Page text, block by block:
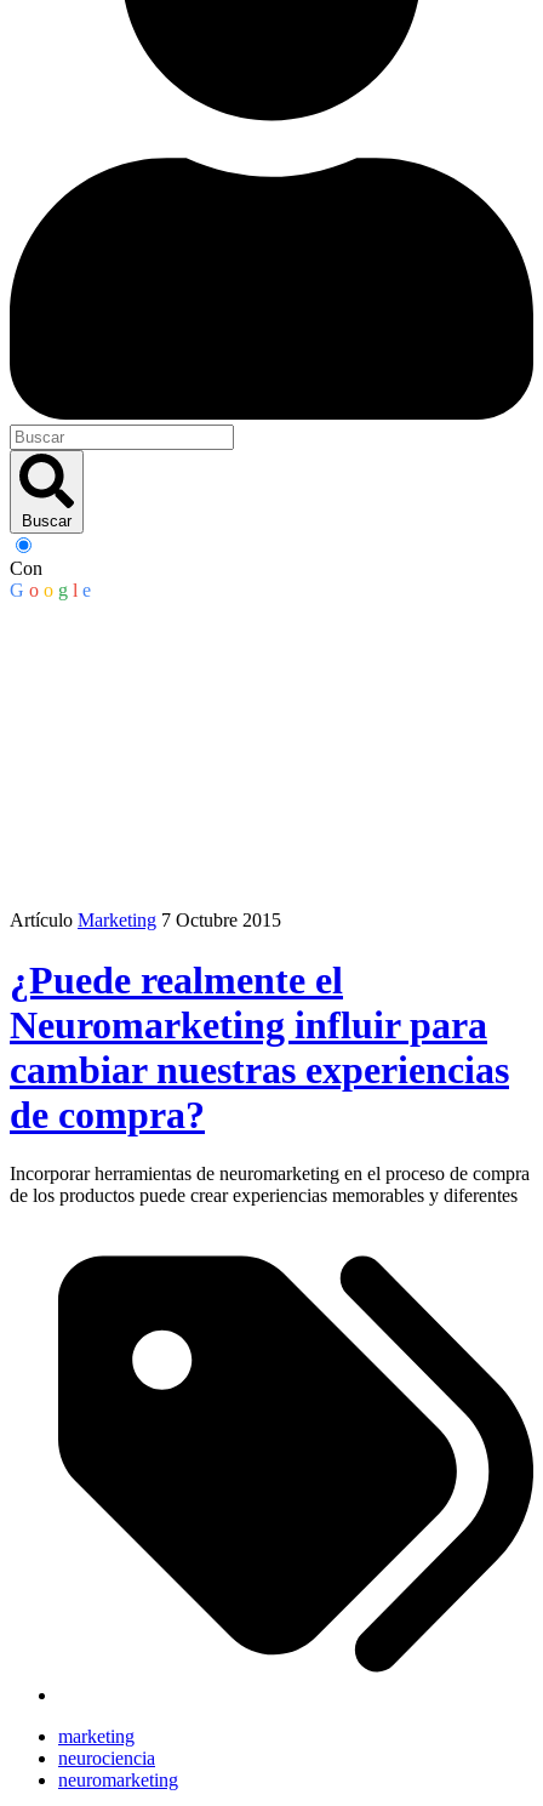
Buscar
Con
G o o g l e
Artículo Marketing 7 Octubre 2015
¿Puede realmente el
Neuromarketing influir para
cambiar nuestras experiencias
de compra?
Incorporar herramientas de neuromarketing en el proceso de compra
de los productos puede crear experiencias memorables y diferentes
marketing
neurociencia
neuromarketing